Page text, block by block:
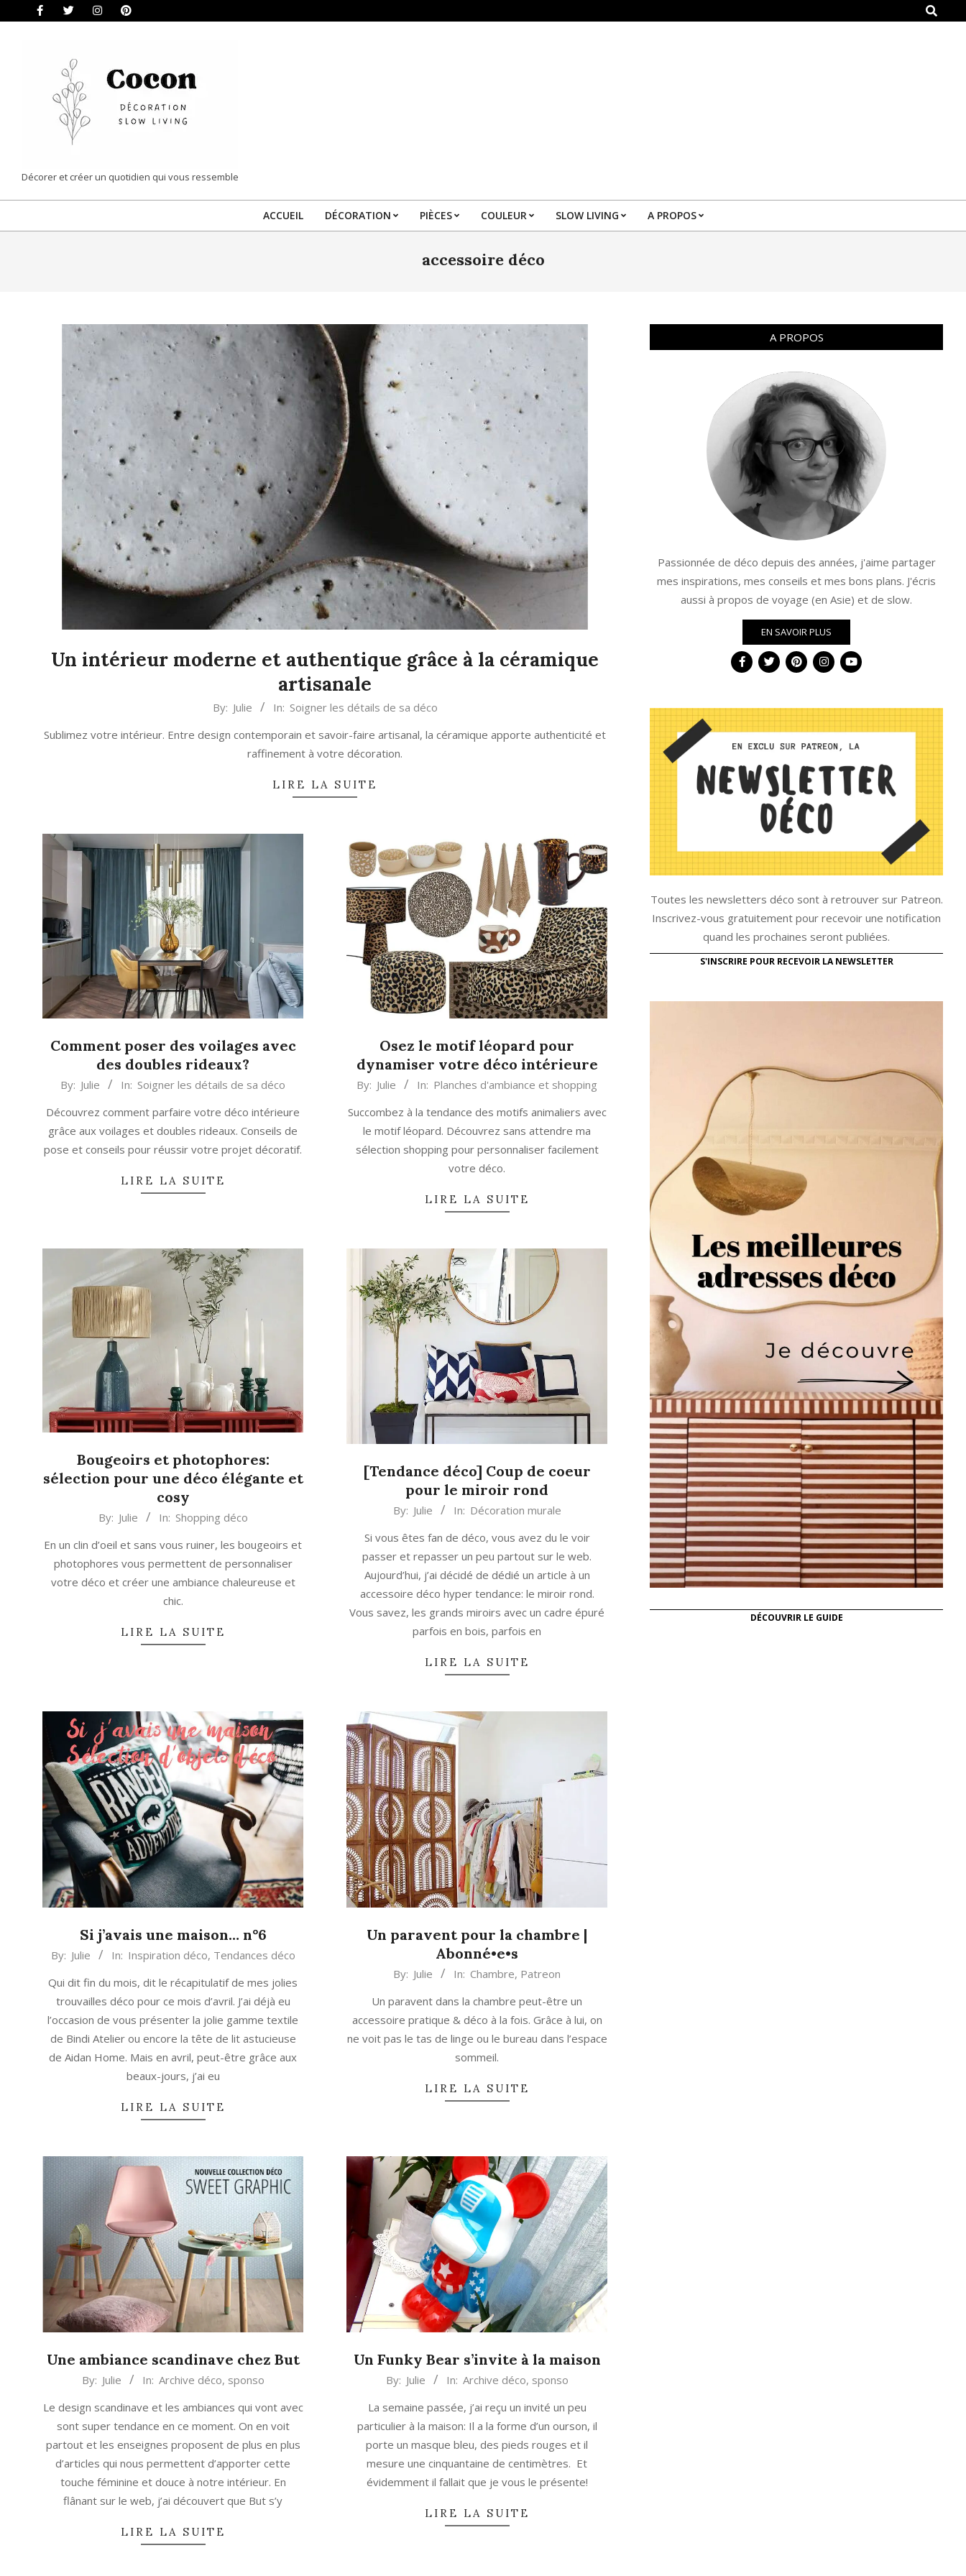
Search
COCON
|
DÉCORATION
Décorer et créer un quotidien qui vous ressemble
Primary
Menu
ACCUEIL DÉCORATION PIÈCES COULEUR SLOW LIVING A PROPOS
accessoire déco
Un intérieur moderne et authentique grâce à la céramique
artisanale
20
By: Julie In: Soigner les détails de sa déco
Sublimez votre intérieur. Entre design contemporain et savoir-faire artisanal, la céramique apporte authenticité et
raffinement à votre décoration.
LIRE LA SUITE
Comment poser des voilages avec
des doubles rideaux?
2026-
07
By: Julie In: Soigner les détails de sa déco
Découvrez comment parfaire votre déco intérieure
grâce aux voilages et doubles rideaux. Conseils de
pose et conseils pour réussir votre projet décoratif.
LIRE LA SUITE
Osez le motif léopard pour
dynamiser votre déco intérieure
2025-
25
By: Julie In: Planches d'ambiance et shopping
Succombez à la tendance des motifs animaliers avec
le motif léopard. Découvrez sans attendre ma
sélection shopping pour personnaliser facilement
votre déco.
LIRE LA SUITE
Bougeoirs et photophores:
sélection pour une déco élégante et
cosy
07
By: Julie In: Shopping déco
En un clin d’oeil et sans vous ruiner, les bougeoirs et
photophores vous permettent de personnaliser
votre déco et créer une ambiance chaleureuse et
chic.
LIRE LA SUITE
[Tendance déco] Coup de coeur
pour le miroir rond
By: Julie In: Décoration murale
Si vous êtes fan de déco, vous avez du le voir
passer et repasser un peu partout sur le web.
Aujourd’hui, j’ai décidé de dédié un article à un
accessoire déco hyper tendance: le miroir rond.
Vous savez, les grands miroirs avec un cadre épuré
parfois en bois, parfois en
LIRE LA SUITE
Si j’avais une maison… n°6
2018-
27
By: Julie In: Inspiration déco, Tendances déco
Qui dit fin du mois, dit le récapitulatif de mes jolies
trouvailles déco pour ce mois d’avril. J’ai déjà eu
l’occasion de vous présenter la jolie gamme textile
de Bindi Atelier ou encore la tête de lit astucieuse
de Aidan Home. Mais en avril, peut-être grâce aux
beaux-jours, j’ai eu
LIRE LA SUITE
Un paravent pour la chambre |
Abonné•e•s
By: Julie In: Chambre, Patreon
Un paravent dans la chambre peut-être un
accessoire pratique & déco à la fois. Grâce à lui, on
ne voit pas le tas de linge ou le bureau dans l’espace
sommeil.
LIRE LA SUITE
Une ambiance scandinave chez But
02
By: Julie In: Archive déco, sponso
Le design scandinave et les ambiances qui vont avec
sont super tendance en ce moment. On en voit
partout et les enseignes proposent de plus en plus
d’articles qui nous permettent d’apporter cette
touche féminine et douce à notre intérieur. En
flânant sur le web, j’ai découvert que But s’y
LIRE LA SUITE
Un Funky Bear s’invite à la maison
By: Julie In: Archive déco, sponso
La semaine passée, j’ai reçu un invité un peu
particulier à la maison: Il a la forme d’un ourson, il
porte un masque bleu, des pieds rouges et il
mesure une cinquantaine de centimètres. Et
évidemment il fallait que je vous le présente!
LIRE LA SUITE
A PROPOS
Passionnée de déco depuis des années, j'aime partager
mes inspirations, mes conseils et mes bons plans. J'écris
aussi à propos de voyage (en Asie) et de slow.
EN SAVOIR PLUS
Toutes les newsletters déco sont à retrouver sur Patreon.
Inscrivez-vous gratuitement pour recevoir une notification
quand les prochaines seront publiées.
S'INSCRIRE POUR RECEVOIR LA NEWSLETTER
DÉCOUVRIR LE GUIDE